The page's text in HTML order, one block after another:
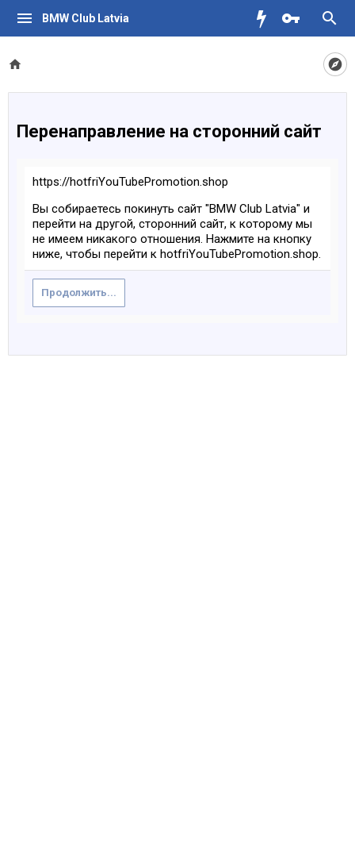
BMW Club Latvia
Перенаправление на сторонний сайт
https://hotfriYouTubePromotion.shop
Вы собираетесь покинуть сайт "BMW Club Latvia" и
перейти на другой, сторонний сайт, к которому мы
не имеем никакого отношения. Нажмите на кнопку
ниже, чтобы перейти к hotfriYouTubePromotion.shop.
Продолжить...